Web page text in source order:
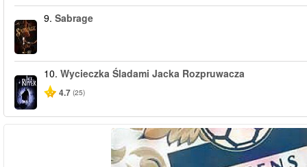
9. Sabrage
10. Wycieczka Śladami Jacka Rozpruwacza
4.7 (25)